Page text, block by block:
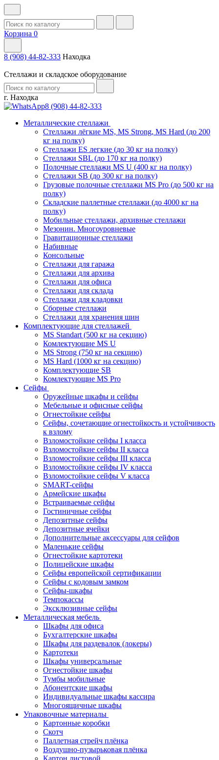
Корзина 0
8 (908) 44-82-333 Находка
Стеллажи и складское оборудование
г. Находка
8 (908) 44-82-333
Металлические стеллажи
Стеллажи лёгкие MS, MS Strong, MS Hard (до 200
кг на полку)
Стеллажи ES легкие (до 30 кг на полку)
Стеллажи SBL (до 170 кг на полку)
Полочные стеллажи MS U (400 кг на полку)
Стеллажи SB (до 300 кг на полку)
Грузовые полочные стеллажи MS Pro (до 500 кг на
полку)
Складские паллетные стеллажи (до 4000 кг на
полку)
Мобильные стеллажи, архивные стеллажи
Мезонин. Многоуровневые
Гравитационные стеллажи
Набивные
Консольные
Стеллажи для гаража
Стеллажи для архива
Стеллажи для офиса
Стеллажи для склада
Стеллажи для кладовки
Сборные стеллажи
Стеллажи для хранения шин
Комплектующие для стеллажей
MS Standart (500 кг на секцию)
Комлектующие MS U
MS Strong (750 кг на секцию)
MS Hard (1000 кг на секцию)
Комплектующие SB
Комлектующие MS Pro
Сейфы
Оружейные шкафы и сейфы
Мебельные и офисные сейфы
Огнестойкие сейфы
Сейфы, сочетающие огнестойкость и устойчивость
к взлому
Взломостойкие сейфы I класса
Взломостойкие сейфы II класса
Взломостойкие сейфы III класса
Взломостойкие сейфы IV класса
Взломостойкие сейфы V класса
SMART-сейфы
Армейские шкафы
Встраиваемые сейфы
Гостиничные сейфы
Депозитные сейфы
Депозитные ячейки
Дополнительные аксессуары для сейфов
Маленькие сейфы
Огнестойкие картотеки
Полицейские шкафы
Сейфы европейской сертификации
Сейфы с кодовым замком
Сейфы-шкафы
Темпокассы
Эксклюзивные сейфы
Металлическая мебель
Шкафы для офиса
Бухгалтерские шкафы
Шкафы для раздевалок (локеры)
Картотеки
Шкафы универсальные
Огнестойкие шкафы
Тумбы мобильные
Абонентские шкафы
Индивидуальные шкафы кассира
Многоящичные шкафы
Упаковочные материалы
Картонные коробки
Скотч
Паллетная стрейч плёнка
Воздушно-пузырьковая плёнка
Картон листовой